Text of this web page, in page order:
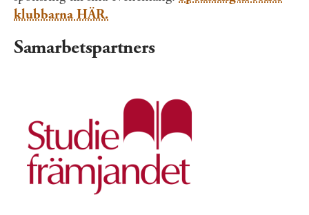
klubbarna HÄR.
Samarbetspartners